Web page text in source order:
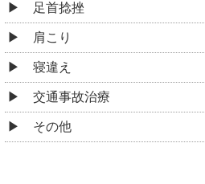
足首捻挫
肩こり
寝違え
交通事故治療
その他